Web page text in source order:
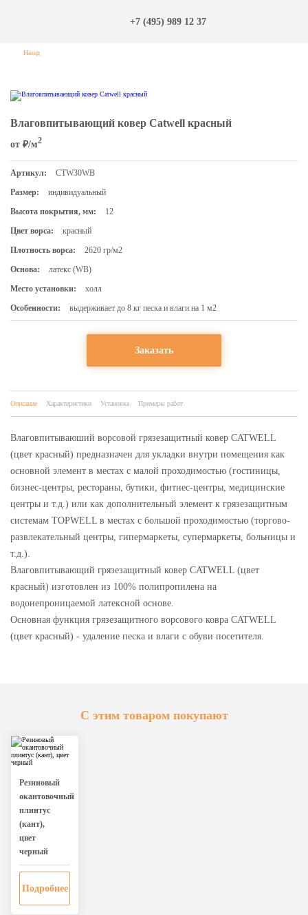
+7 (495) 989 12 37
Назад
Влаговпитывающий ковер Catwell красный
от ₽/м2
Артикул:
CTW30WB
Размер:
индивидуальный
Высота покрытия, мм:
12
Цвет ворса:
красный
Плотность ворса:
2620 гр/м2
Основа:
латекс (WB)
Место установки:
холл
Особенности:
выдерживает до 8 кг песка и влаги на 1 м2
Заказать
Описание Характеристики Установка Примеры работ
Влаговпитываюший ворсовой грязезащитный ковер CATWELL
(цвет красный) предназначен для укладки внутри помещения как
основной элемент в местах с малой проходимостью (гостиницы,
бизнес-центры, рестораны, бутики, фитнес-центры, медицинские
центры и т.д.) или как дополнительный элемент к грязезащитным
системам TOPWELL в местах с большой проходимостью (торгово-
развлекательный центры, гипермаркеты, супермаркеты, больницы и
т.д.).
Влаговпитывающий грязезащитный ковер CATWELL (цвет
красный) изготовлен из 100% полипропилена на
водонепроницаемой латексной основе.
Основная функция грязезащитного ворсового ковра CATWELL
(цвет красный) - удаление песка и влаги с обуви посетителя.
С этим товаром покупают
Резиновый
окантовочный
плинтус
(кант),
цвет
черный
Подробнее